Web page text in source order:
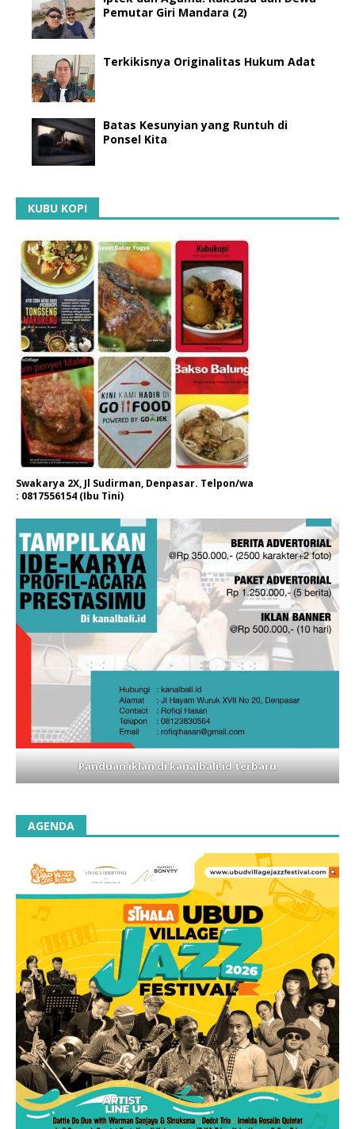
Pemutar Giri Mandara (2)
Terkikisnya Originalitas Hukum Adat
Batas Kesunyian yang Runtuh di
Ponsel Kita
KUBU KOPI
Swakarya 2X, Jl Sudirman, Denpasar. Telpon/wa
: 0817556154 (Ibu Tini)
Panduan iklan di kanalbali,id terbaru
AGENDA